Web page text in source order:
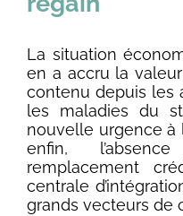
La situation
en a accru la
contenu depuis les
les maladies du
nouvelle urgence à
enfin,
remplacement
centrale
grands vecteurs de